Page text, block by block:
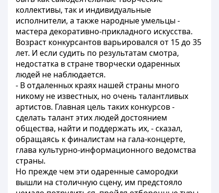
коллективы, так и индивидуальные
исполнители, а также народные умельцы -
мастера декоративно-прикладного искусства.
Возраст конкурсантов варьировался от 15 до 35
лет. И если судить по результатам смотра,
недостатка в стране творчески одаренных
людей не наблюдается.
- В отдаленных краях нашей страны много
никому не известных, но очень талантливых
артистов. Главная цель таких конкурсов -
сделать талант этих людей достоянием
общества, найти и поддержать их, - сказал,
обращаясь к финалистам на гала-концерте,
глава культурно-информационного ведомства
страны.
Но прежде чем эти одаренные самородки
вышли на столичную сцену, им предстояло